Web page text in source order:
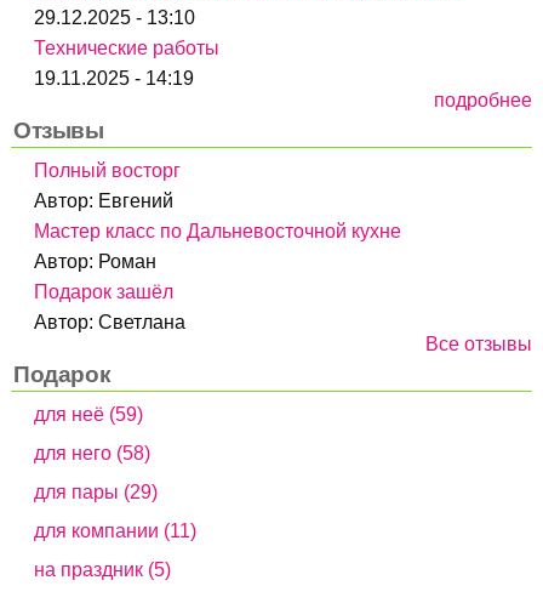
29.12.2025 - 13:10
Технические работы
19.11.2025 - 14:19
подробнее
Отзывы
Полный восторг
Автор: Евгений
Мастер класс по Дальневосточной кухне
Автор: Роман
Подарок зашёл
Автор:Светлана
Все отзывы
Подарок
для неё (59)
для него (58)
для пары (29)
для компании (11)
на праздник (5)